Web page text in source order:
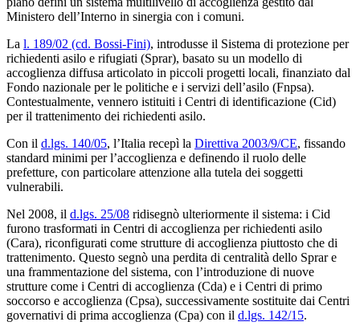
Ministero dell’Interno in sinergia con i comuni.
La l. 189/02 (cd. Bossi-Fini), introdusse il Sistema di protezione per
richiedenti asilo e rifugiati (Sprar), basato su un modello di
accoglienza diffusa articolato in piccoli progetti locali, finanziato dal
Fondo nazionale per le politiche e i servizi dell’asilo (Fnpsa).
Contestualmente, vennero istituiti i Centri di identificazione (Cid)
per il trattenimento dei richiedenti asilo.
Con il d.lgs. 140/05, l’Italia recepì la Direttiva 2003/9/CE, fissando
standard minimi per l’accoglienza e definendo il ruolo delle
prefetture, con particolare attenzione alla tutela dei soggetti
vulnerabili.
Nel 2008, il d.lgs. 25/08 ridisegnò ulteriormente il sistema: i Cid
furono trasformati in Centri di accoglienza per richiedenti asilo
(Cara), riconfigurati come strutture di accoglienza piuttosto che di
trattenimento. Questo segnò una perdita di centralità dello Sprar e
una frammentazione del sistema, con l’introduzione di nuove
strutture come i Centri di accoglienza (Cda) e i Centri di primo
soccorso e accoglienza (Cpsa), successivamente sostituite dai Centri
governativi di prima accoglienza (Cpa) con il d.lgs. 142/15.